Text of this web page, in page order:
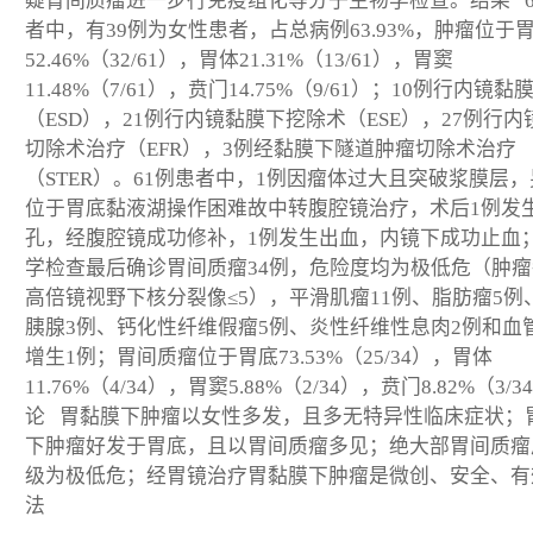
者中，有39例为女性患者，占总病例63.93%，肿瘤位于
52.46%（32/61），胃体21.31%（13/61），胃窦
11.48%（7/61），贲门14.75%（9/61）；10例行内镜黏
（ESD），21例行内镜黏膜下挖除术（ESE），27例行内
切除术治疗（EFR），3例经黏膜下隧道肿瘤切除术治疗
（STER）。61例患者中，1例因瘤体过大且突破浆膜层
位于胃底黏液湖操作困难故中转腹腔镜治疗，术后1例发
孔，经腹腔镜成功修补，1例发生出血，内镜下成功止血
学检查最后确诊胃间质瘤34例，危险度均为极低危（肿
高倍镜视野下核分裂像≤5），平滑肌瘤11例、脂肪瘤5例
胰腺3例、钙化性纤维假瘤5例、炎性纤维性息肉2例和血
增生1例；胃间质瘤位于胃底73.53%（25/34），胃体
11.76%（4/34），胃窦5.88%（2/34），贲门8.82%（3/
论 胃黏膜下肿瘤以女性多发，且多无特异性临床症状；
下肿瘤好发于胃底，且以胃间质瘤多见；绝大部胃间质
级为极低危；经胃镜治疗胃黏膜下肿瘤是微创、安全、
法